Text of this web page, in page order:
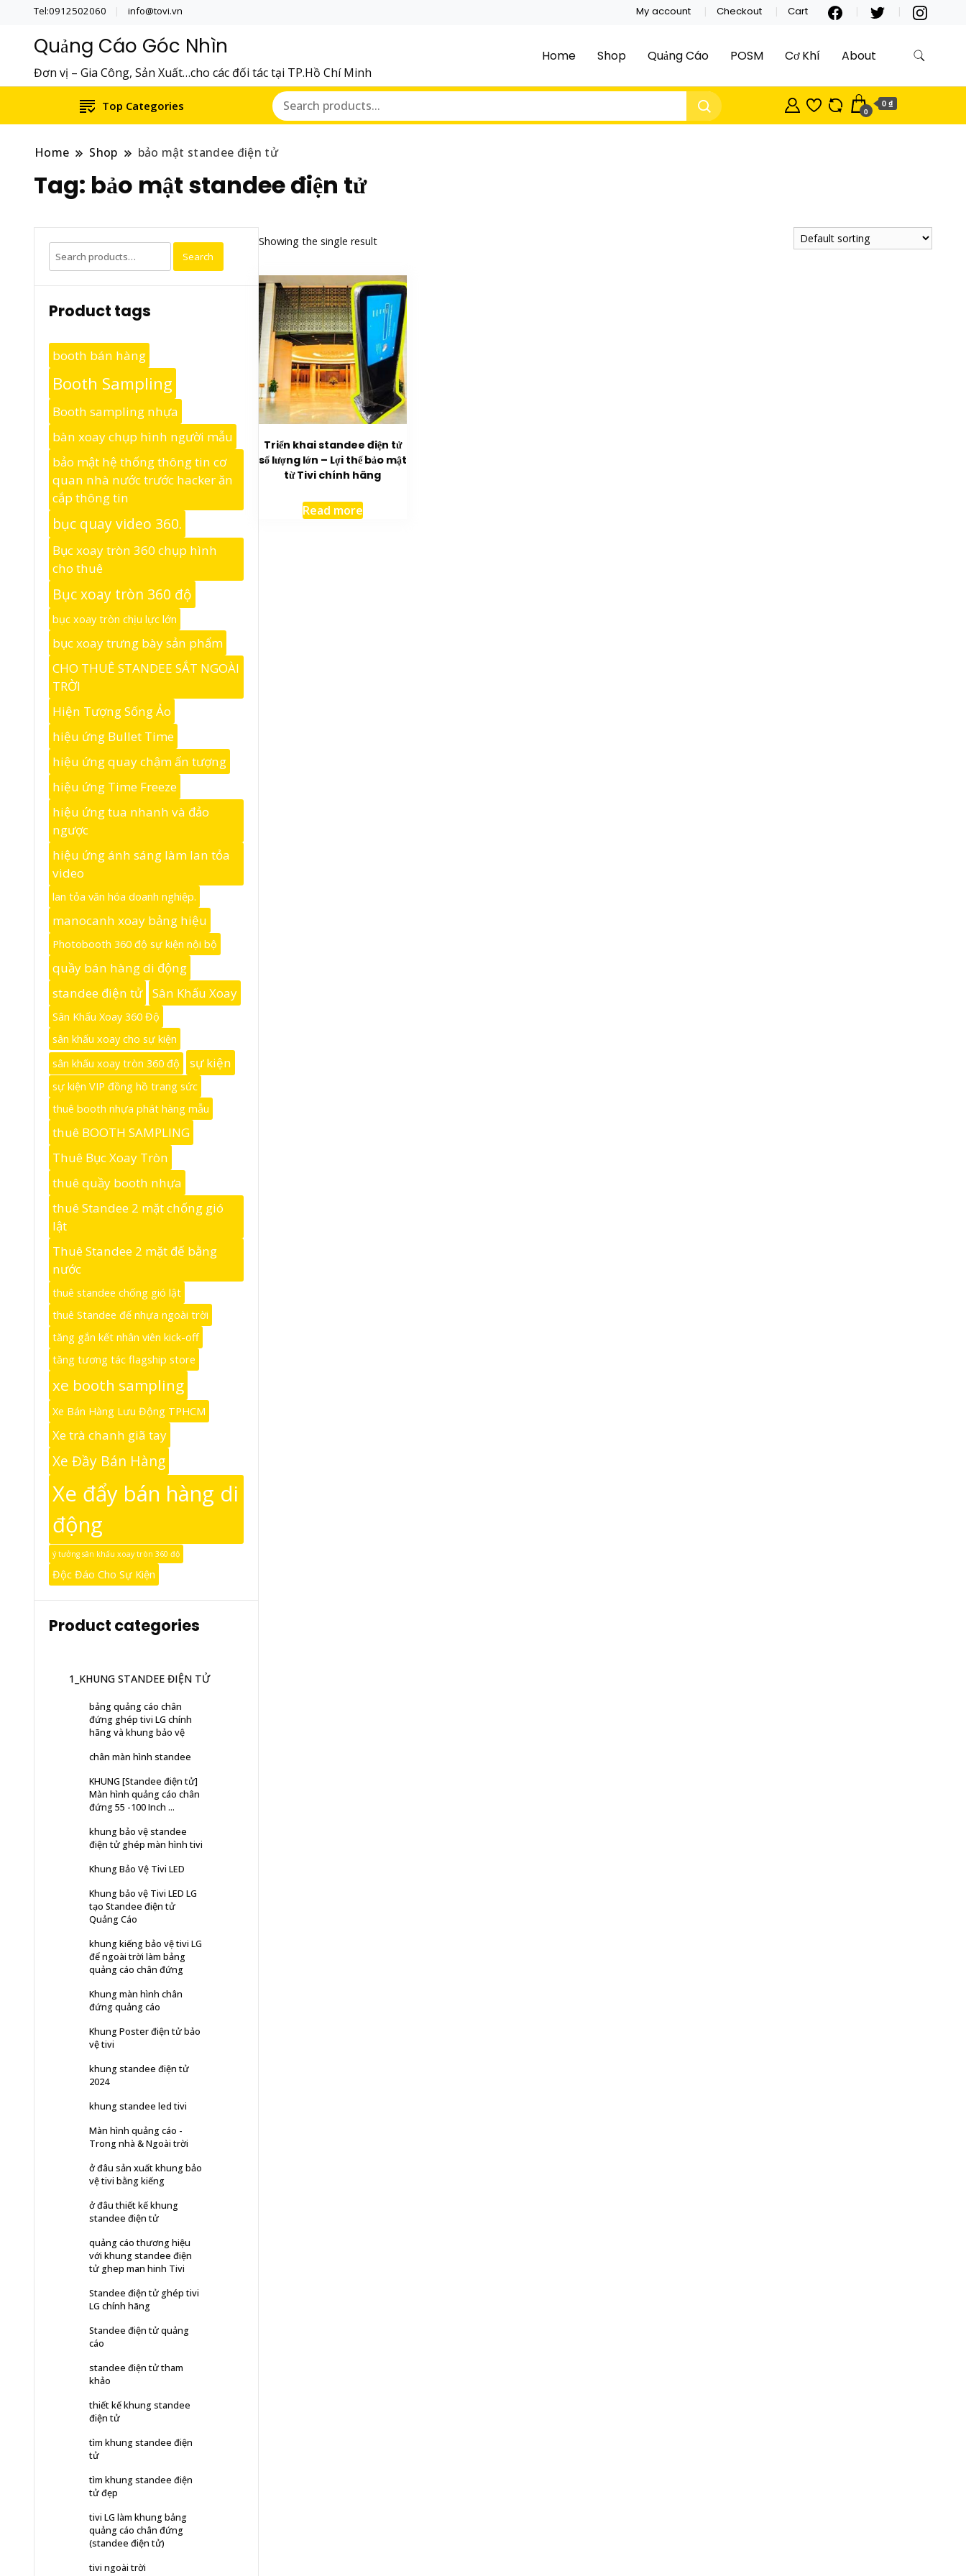
Tel:0912502060 info@tovi.vn My account Checkout Cart
Quảng Cáo Góc Nhìn
Đơn vị – Gia Công, Sản Xuất…cho các đối tác tại TP.Hồ Chí Minh
Home Shop Quảng Cáo POSM Cơ Khí About
Top Categories 0
0 ₫
Home Shop bảo mật standee điện tử
Tag: bảo mật standee điện tử
Showing the single result
Triển khai standee điện tử
số lượng lớn – Lợi thế bảo mật
từ Tivi chính hãng
Read more
Search
for:
Search
Product tags
booth bán hàng
Booth Sampling
Booth sampling nhựa
bàn xoay chụp hình người mẫu
bảo mật hệ thống thông tin cơ
quan nhà nước trước hacker ăn
cắp thông tin
bục quay video 360.
Bục xoay tròn 360 chụp hình
cho thuê
Bục xoay tròn 360 độ
bục xoay tròn chịu lực lớn
bục xoay trưng bày sản phẩm
CHO THUÊ STANDEE SẮT NGOÀI
TRỜI
Hiện Tượng Sống Ảo
hiệu ứng Bullet Time
hiệu ứng quay chậm ấn tượng
hiệu ứng Time Freeze
hiệu ứng tua nhanh và đảo
ngược
hiệu ứng ánh sáng làm lan tỏa
video
lan tỏa văn hóa doanh nghiệp.
manocanh xoay bảng hiệu
Photobooth 360 độ sự kiện nội bộ
quầy bán hàng di động
standee điện tử
Sân Khấu Xoay
Sân Khấu Xoay 360 Độ
sân khấu xoay cho sự kiện
sân khấu xoay tròn 360 độ
sự kiện
sự kiện VIP đồng hồ trang sức
thuê booth nhựa phát hàng mẫu
thuê BOOTH SAMPLING
Thuê Bục Xoay Tròn
thuê quầy booth nhựa
thuê Standee 2 mặt chống gió
lật
Thuê Standee 2 mặt đế bằng
nước
thuê standee chống gió lật
thuê Standee đế nhựa ngoài trời
tăng gắn kết nhân viên kick-off
tăng tương tác flagship store
xe booth sampling
Xe Bán Hàng Lưu Động TPHCM
Xe trà chanh giã tay
Xe Đầy Bán Hàng
Xe đẩy bán hàng di
động
ý tưởng sân khấu xoay tròn 360 độ
Độc Đáo Cho Sự Kiện
Product categories
1_KHUNG STANDEE ĐIỆN TỬ
bảng quảng cáo chân
đứng ghép tivi LG chính
hãng và khung bảo vệ
chân màn hình standee
KHUNG [Standee điện tử]
Màn hình quảng cáo chân
đứng 55 -100 Inch ...
khung bảo vệ standee
điện tử ghép màn hình tivi
Khung Bảo Vệ Tivi LED
Khung bảo vệ Tivi LED LG
tạo Standee điện tử
Quảng Cáo
khung kiếng bảo vệ tivi LG
để ngoài trời làm bảng
quảng cáo chân đứng
Khung màn hình chân
đứng quảng cáo
Khung Poster điện tử bảo
vệ tivi
khung standee điện tử
2024
khung standee led tivi
Màn hình quảng cáo -
Trong nhà & Ngoài trời
ở đâu sản xuất khung bảo
vệ tivi bằng kiếng
ở đâu thiết kế khung
standee điện tử
quảng cáo thương hiệu
với khung standee điện
tử ghep man hinh Tivi
Standee điện tử ghép tivi
LG chính hãng
Standee điện tử quảng
cáo
standee điện tử tham
khảo
thiết kế khung standee
điện tử
tìm khung standee điện
tử
tìm khung standee điện
tử đẹp
tivi LG làm khung bảng
quảng cáo chân đứng
(standee điện tử)
tivi ngoài trời